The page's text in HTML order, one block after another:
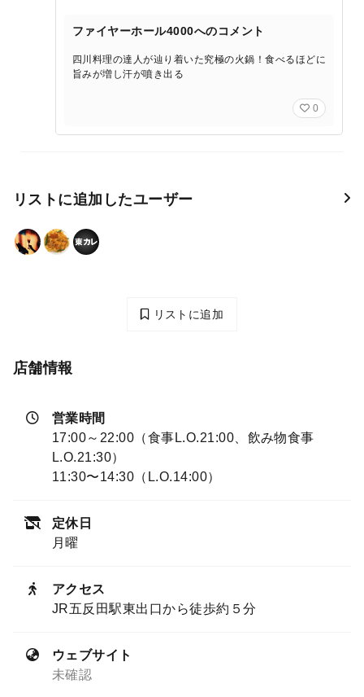
ファイヤーホール4000へのコメント
四川料理の達人が辿り着いた究極の火鍋！食べるほどに
旨みが増し汗が噴き出る
0
リストに追加したユーザー
リストに追加
店舗情報
営業時間
17:00～22:00（食事L.O.21:00、飲み物食事
L.O.21:30）
11:30〜14:30（L.O.14:00）
定休日
月曜
アクセス
JR五反田駅東出口から徒歩約５分
ウェブサイト
未確認